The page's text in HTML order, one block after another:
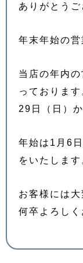
ありがとうご
年末年始の営
当店の年内
っております
29日（日）
年始は1月6
をいたします
お客様には
何卒よろしく